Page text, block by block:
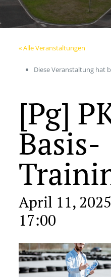
« Alle Veranstaltungen
Diese Veranstaltung hat
[Pg]
Basis-
April 11,
17:00